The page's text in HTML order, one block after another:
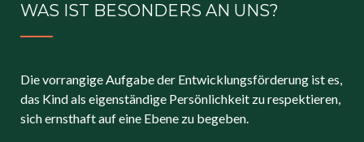
WAS IST BESONDERS AN UNS?
Die vorrangige Aufgabe der Entwicklungsförderung ist es,
das Kind als eigenständige Persönlichkeit zu respektieren,
sich ernsthaft auf eine Ebene zu begeben.